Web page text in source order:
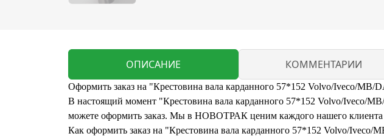
ОПИСАНИЕ КОММЕНТАРИИ
Оформить заказ на "Крестовина вала карданного 57*152 Volvo/Iveco/MB/
В настоящий момент "Крестовина вала карданного 57*152 Volvo/Iveco/
можете оформить заказ. Мы в НОВОТРАК ценим каждого нашего клиента
Как оформить заказ на "Крестовина вала карданного 57*152 Volvo/Iveco/